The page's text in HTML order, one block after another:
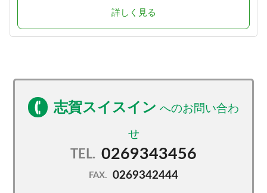
詳しく見る
志賀スイスイン
TEL. 0269343456
FAX. 0269342444